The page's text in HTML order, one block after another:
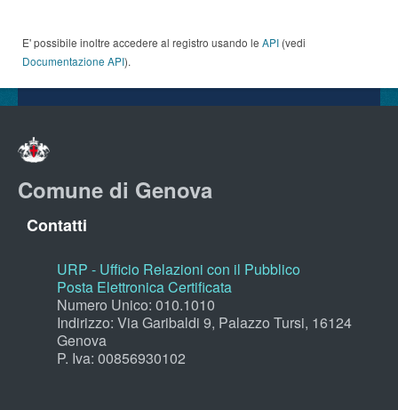
E' possibile inoltre accedere al registro usando le API (vedi
Documentazione API).
Comune di Genova
Contatti
URP - Ufficio Relazioni con il Pubblico
Posta Elettronica Certificata
Numero Unico: 010.1010
Indirizzo: Via Garibaldi 9, Palazzo Tursi, 16124
Genova
P. Iva: 00856930102